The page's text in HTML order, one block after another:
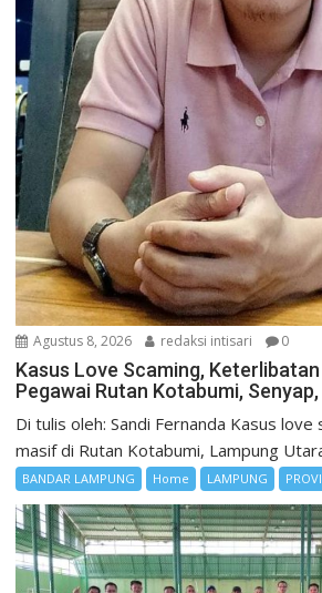
Agustus 8, 2026 redaksi intisari 0
Kasus Love Scaming,
Pegawai Rutan Kotabumi,
Di tulis oleh: Sandi Fernanda Kasus love
masif di Rutan Kotabumi, Lampung
BANDAR LAMPUNG Home LAMPUNG